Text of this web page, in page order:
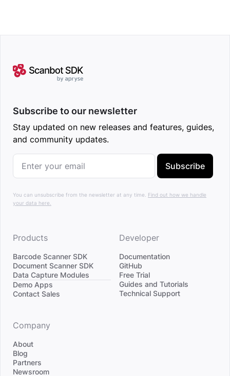
Subscribe to our newsletter
Stay updated on new releases and features, guides,
and community updates.
Subscribe
You can unsubscribe from the newsletter at any time. Find out how we handle
your data here.
Products
Barcode Scanner SDK
Document Scanner SDK
Data Capture Modules
Divider
Demo Apps
Contact Sales
Developer
Documentation
GitHub
Free Trial
Guides and Tutorials
Technical Support
Company
About
Blog
Partners
Newsroom